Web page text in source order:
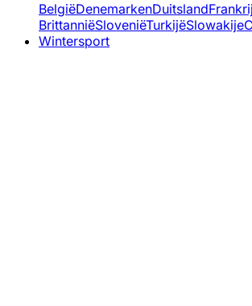
BelgiëDenemarkenDuitsland
BrittanniëSloveniëTurkijëSlowakije
Wintersport